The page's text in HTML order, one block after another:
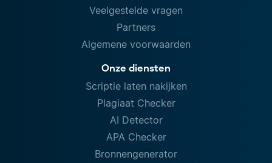
Veelgestelde vragen
Partners
Algemene voorwaarden
Onze diensten
Scriptie laten nakijken
Plagiaat Checker
AI Detector
APA Checker
Bronnengenerator